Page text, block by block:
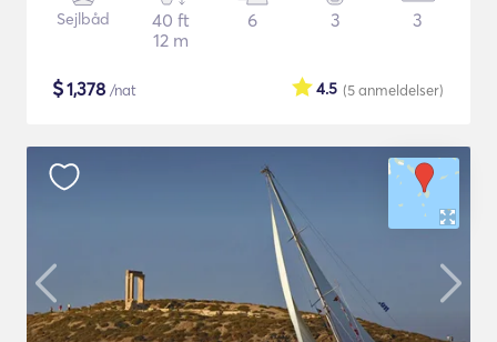
Sejlbåd
40 ft
12 m
6 3 3
$1,378 /nat (5anmeldelser)
4.5